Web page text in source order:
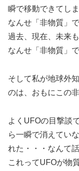
瞬で移動できてしま
なんせ「非物質」で
過去、現在、未来
なんせ「非物質」で
そして私が地球外
のは、おもにこの
よくUFOの目撃談
ら一瞬で消えてい
れた・・・なんて
これってUFOが物